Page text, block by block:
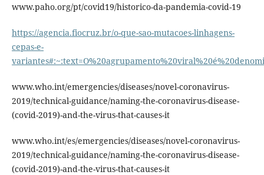
www.paho.org/pt/covid19/historico-da-pandemia-covid-19
https://agencia.fiocruz.br/o-que-sao-mutacoes-linhagens-
cepas-e-
www.who.int/emergencies/diseases/novel-coronavirus-
2019/technical-guidance/naming-the-coronavirus-disease-
(covid-2019)-and-the-virus-that-causes-it
www.who.int/es/emergencies/diseases/novel-coronavirus-
2019/technical-guidance/naming-the-coronavirus-disease-
(covid-2019)-and-the-virus-that-causes-it